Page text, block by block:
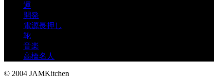
運
開発
電源長押し
靴
音楽
高橋名人
© 2004 JAMKitchen